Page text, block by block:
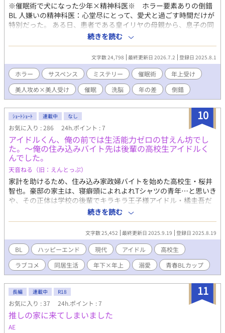
※催眠術で犬になった少年×精神科医※ ホラー要素ありの倒錯
BL 人嫌いの精神科医：心堂尽にとって、愛犬と過ごす時間だけが
特別だった。 ある日、患者である皇イリヤの母親から、息子の同
性愛を治してくれと頼まれてしまう。だが心堂は、皇に「治す必
要なんかない」とハッキリと告げ、「一緒に治ったと嘘をつこ
う」と持ち掛け、皇も頷く。 数年後、家政婦兼ドッグトレーナー
として皇を雇い、彼の好意に気づきつつも、穏やかな日々を送っ
ていた。だがある日、皇と愛犬の乗った車が事故に巻き込まれ、
皇は助かったが、愛犬を失ってしまう。危ういバランスで保たれ
ていた二人の関係は、愛犬を失うことで、崩れ始める。 距離を取
ろうとする心堂だったが皇に「俺があんたの犬になるっ」と涙な
がらに懇願され、倫理的に問題だと分かっていながら、愛犬を失
った喪失感に耐え切れず、心堂は彼に催眠術をかけてしまう。 そ
うして自分を犬だと思い込んでいる男と生活が始まるが
──！？ 愛を知らない二人の、痛いほどに健気、ホラー要素あ
りの倒錯ラブストーリー。
続きを読む
文字数 24,798 最終更新日 2026.7.2 登録日 2025.8.1
ホラー サスペンス ミステリー 催眠術
年上受け
美人攻め×美人受け
催眠 洗脳 年の差 倒錯
10
ｼｮｰﾄｼｮｰﾄ 連載中 なし
お気に入り : 286 24h.ポイント : 7
アイドルくん、俺の前では生活能力ゼロの甘えん坊でし
た。～俺の住み込みバイト先は後輩の高校生アイドルく
んでした。
天音ねる（旧：えんとっぷ）
家計を助けるため、住み込み家政婦バイトを始めた高校生・桜井
智也。豪邸の家主は、寝癖頭によれよれTシャツの青年…と思いき
や、その正体は学校の後輩でキラキラ王子様アイドル・橘圭吾だ
った！？ 学校では完璧、家では生活能力ゼロ。そんな圭吾のギャ
ップに振り回されながらも、世話を焼く日々にやりがいを感じる
智也。 ステージの上では完璧な王子様なのに、家ではカップ麺す
ら作れない究極のポンコツ男子。 智也の作る温かい手料理に胃袋
を掴まれた圭吾は、次第に心を許し、子犬のように懐いてくる。
「先輩、お腹すいた」「どこにも行かないで」 無防備な素顔と時
折見せる寂しげな表情に、智也の心は絆されていく。 住む世界が
違うはずの二人。秘密の契約から始まる、甘くて美味しい青春ラ
ブストーリー！
続きを読む
文字数 25,452 最終更新日 2025.9.19 登録日 2025.8.19
BL ハッピーエンド 現代 アイドル
高校生
ラブコメ
同居生活 年下×年上 溺愛 青春BLカップ​
11
長編 連載中 R18
お気に入り : 37 24h.ポイント : 7
推しの家に来てしまいました
AE